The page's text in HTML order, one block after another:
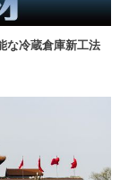
な冷蔵倉庫新工法